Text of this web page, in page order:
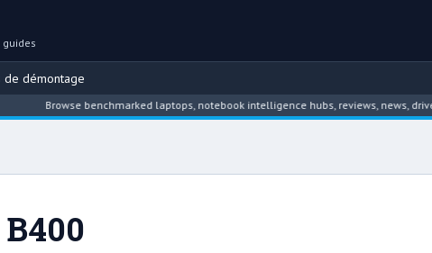
guides
de démontage
Browse benchmarked laptops, notebook intelligence hubs, reviews, news, driver